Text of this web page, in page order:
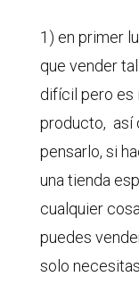
1) en primer
que vender
difícil pero es
producto, así
pensarlo, si
una tienda
cualquier
puedes
solo